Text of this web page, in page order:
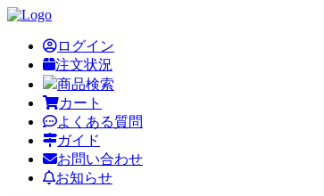
ログイン
注文状況
商品検索
カート
よくある質問
ガイド
お問い合わせ
お知らせ